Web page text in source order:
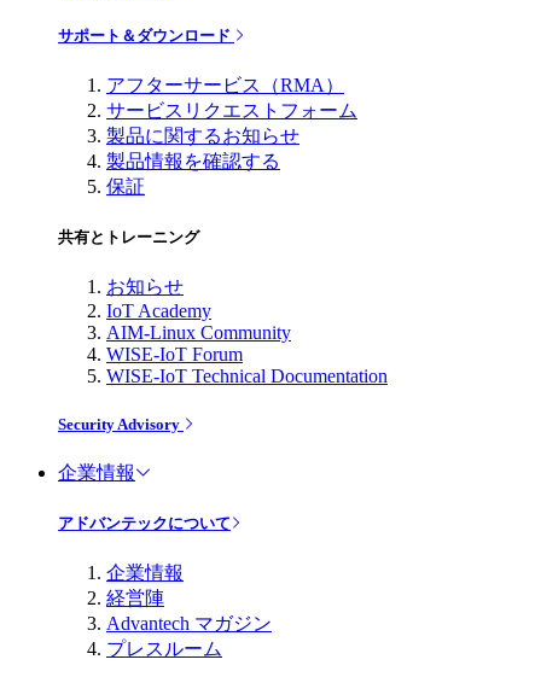
サポート＆ダウンロード
アフターサービス（RMA）
サービスリクエストフォーム
製品に関するお知らせ
製品情報を確認する
保証
共有とトレーニング
お知らせ
IoT Academy
AIM-Linux Community
WISE-IoT Forum
WISE-IoT Technical Documentation
Security Advisory
企業情報
アドバンテックについて
企業情報
経営陣
Advantech マガジン
プレスルーム